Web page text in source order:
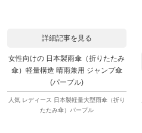
詳細記事を見る
女性向けの 日本製雨傘（折りたたみ
傘）軽量構造 晴雨兼用 ジャンプ傘
(パープル)
人気 レディース 日本製軽量大型雨傘（折り
たたみ傘）パープル